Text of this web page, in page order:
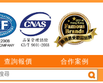
查詢報價
合作案例